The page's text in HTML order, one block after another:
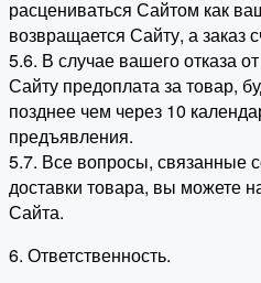
расцениваться Сайтом как
возвращается Сайту, а заказ
5.6. В случае вашего отказа
Сайту предоплата за товар,
позднее чем через 10
предъявления.
5.7. Все вопросы, связанные
доставки товара, вы можете
Сайта.
6. Ответственность.